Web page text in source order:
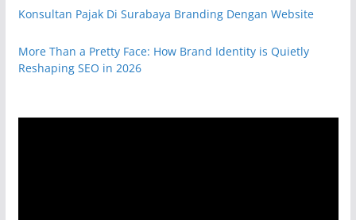
Konsultan Pajak Di Surabaya Branding Dengan Website
More Than a Pretty Face: How Brand Identity is Quietly
Reshaping SEO in 2026